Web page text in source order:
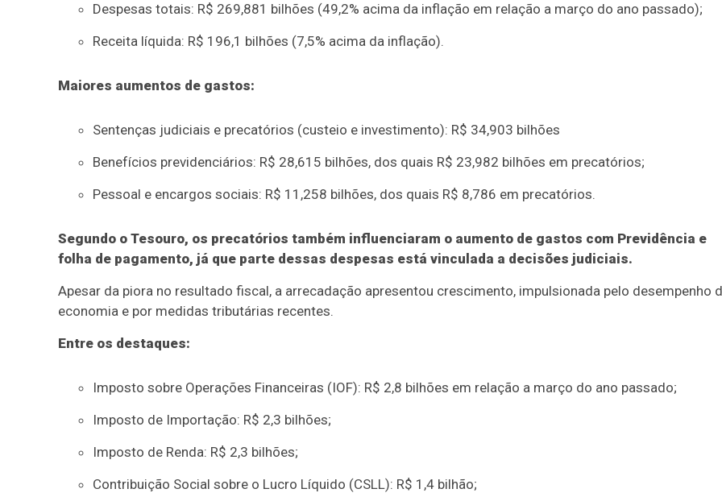
Despesas totais: R$ 269,881 bilhões (49,2% acima da inflação em relação a março do ano passado);
Receita líquida: R$ 196,1 bilhões (7,5% acima da inflação).
Maiores aumentos de gastos:
Sentenças judiciais e precatórios (custeio e investimento): R$ 34,903 bilhões
Benefícios previdenciários: R$ 28,615 bilhões, dos quais R$ 23,982 bilhões em precatórios;
Pessoal e encargos sociais: R$ 11,258 bilhões, dos quais R$ 8,786 em precatórios.
Segundo o Tesouro, os precatórios também influenciaram o aumento de gastos com Previdência e
folha de pagamento, já que parte dessas despesas está vinculada a decisões judiciais.
Apesar da piora no resultado fiscal, a arrecadação apresentou crescimento, impulsionada pelo desempenho
economia e por medidas tributárias recentes.
Entre os destaques:
Imposto sobre Operações Financeiras (IOF): R$ 2,8 bilhões em relação a março do ano passado;
Imposto de Importação: R$ 2,3 bilhões;
Imposto de Renda: R$ 2,3 bilhões;
Contribuição Social sobre o Lucro Líquido (CSLL): R$ 1,4 bilhão;